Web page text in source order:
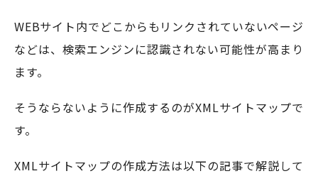
WEBサイト内でどこからもリンクされていないページ
などは、検索エンジンに認識されない可能性が高まり
ます。
そうならないように作成するのがXMLサイトマップで
す。
XMLサイトマップの作成方法は以下の記事で解説して